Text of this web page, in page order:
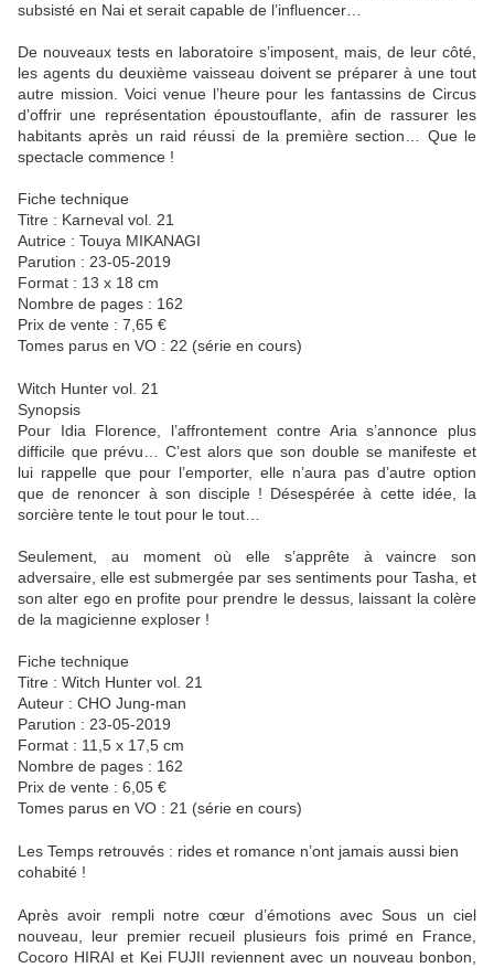
subsisté en Nai et serait capable de l’influencer…
De nouveaux tests en laboratoire s’imposent, mais, de leur côté,
les agents du deuxième vaisseau doivent se préparer à une tout
autre mission. Voici venue l’heure pour les fantassins de Circus
d’offrir une représentation époustouflante, afin de rassurer les
habitants après un raid réussi de la première section… Que le
spectacle commence !
Fiche technique
Titre : Karneval vol. 21
Autrice : Touya MIKANAGI
Parution : 23-05-2019
Format : 13 x 18 cm
Nombre de pages : 162
Prix de vente : 7,65 €
Tomes parus en VO : 22 (série en cours)
Witch Hunter vol. 21
Synopsis
Pour Idia Florence, l’affrontement contre Aria s’annonce plus
difficile que prévu… C’est alors que son double se manifeste et
lui rappelle que pour l’emporter, elle n’aura pas d’autre option
que de renoncer à son disciple ! Désespérée à cette idée, la
sorcière tente le tout pour le tout…
Seulement, au moment où elle s’apprête à vaincre son
adversaire, elle est submergée par ses sentiments pour Tasha, et
son alter ego en profite pour prendre le dessus, laissant la colère
de la magicienne exploser !
Fiche technique
Titre : Witch Hunter vol. 21
Auteur : CHO Jung-man
Parution : 23-05-2019
Format : 11,5 x 17,5 cm
Nombre de pages : 162
Prix de vente : 6,05 €
Tomes parus en VO : 21 (série en cours)
Les Temps retrouvés : rides et romance n’ont jamais aussi bien
cohabité !
Après avoir rempli notre cœur d’émotions avec Sous un ciel
nouveau, leur premier recueil plusieurs fois primé en France,
Cocoro HIRAI et Kei FUJII reviennent avec un nouveau bonbon,